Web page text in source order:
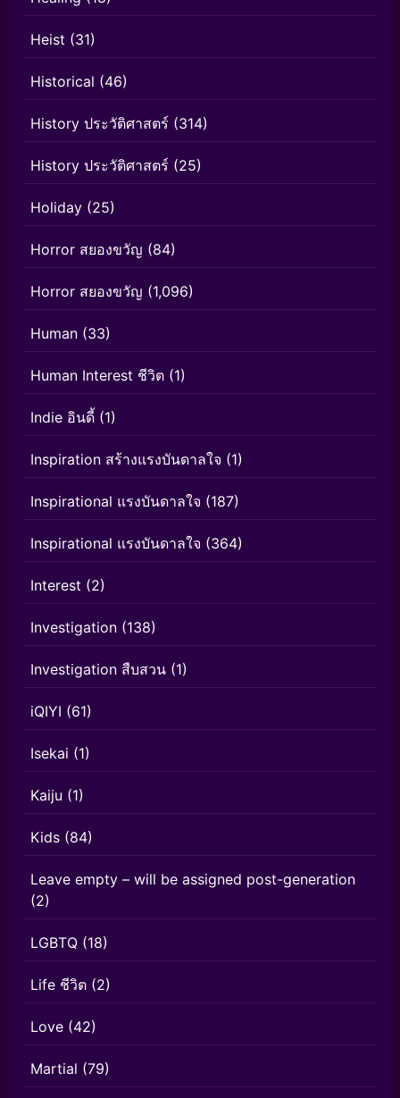
Heist (31)
Historical (46)
History ประวัติศาสตร์ (314)
History ประวัติศาสตร์ (25)
Holiday (25)
Horror สยองขวัญ (84)
Horror สยองขวัญ (1,096)
Human (33)
Human Interest ชีวิต (1)
Indie อินดี้ (1)
Inspiration สร้างแรงบันดาลใจ (1)
Inspirational แรงบันดาลใจ (187)
Inspirational แรงบันดาลใจ (364)
Interest (2)
Investigation (138)
Investigation สืบสวน (1)
iQIYI (61)
Isekai (1)
Kaiju (1)
Kids (84)
Leave empty – will be assigned post-generation
(2)
LGBTQ (18)
Life ชีวิต (2)
Love (42)
Martial (79)